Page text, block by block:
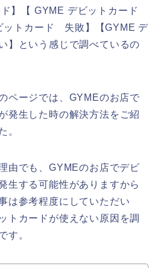
ド】【 GYME デビットカード
ットカード 失敗】【GYME デ
】という感じで調べているの
ページでは、GYMEのお店で
発生した時の解決方法をご紹
。
由でも、GYMEのお店でデビ
生する可能性がありますから
は参考程度にしていただい
トカードが使えない原因を調
す。